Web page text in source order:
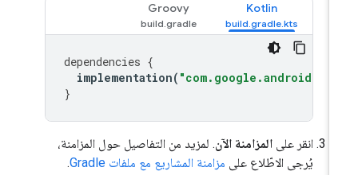
Kotlin
Groovy
dependencies
implementation(
انقر علىالمزامنة الآن . لمزيد من التفاصيل حول المزامنة،
يُرجى الاطّلاع علىمزامنة المشاريع مع ملفات Gradle .